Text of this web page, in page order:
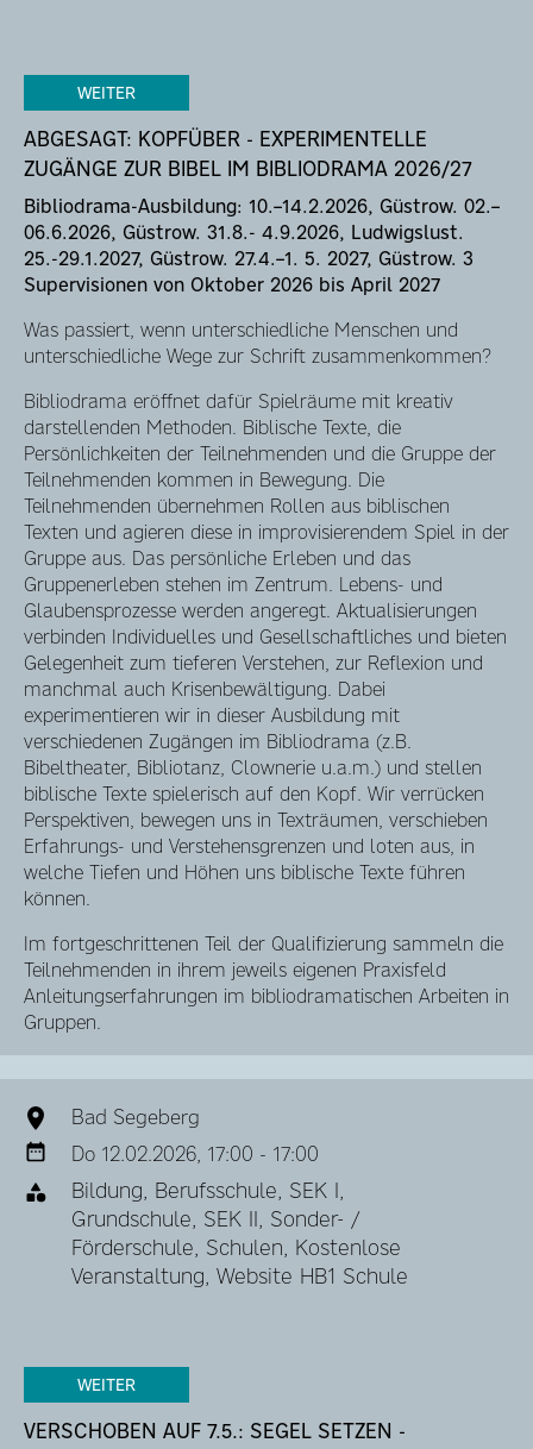
WEITER
ABGESAGT: KOPFÜBER - EXPERIMENTELLE
ZUGÄNGE ZUR BIBEL IM BIBLIODRAMA 2026/27
Bibliodrama-Ausbildung: 10.–14.2.2026, Güstrow. 02.–
06.6.2026, Güstrow. 31.8.- 4.9.2026, Ludwigslust.
25.-29.1.2027, Güstrow. 27.4.–1. 5. 2027, Güstrow. 3
Supervisionen von Oktober 2026 bis April 2027
Was passiert, wenn unterschiedliche Menschen und
unterschiedliche Wege zur Schrift zusammenkommen?
Bibliodrama eröﬀnet dafür Spielräume mit kreativ
darstellenden Methoden. Biblische Texte, die
Persönlichkeiten der Teilnehmenden und die Gruppe der
Teilnehmenden kommen in Bewegung. Die
Teilnehmenden übernehmen Rollen aus biblischen
Texten und agieren diese in improvisierendem Spiel in der
Gruppe aus. Das persönliche Erleben und das
Gruppenerleben stehen im Zentrum. Lebens- und
Glaubensprozesse werden angeregt. Aktualisierungen
verbinden Individuelles und Gesellschaftliches und bieten
Gelegenheit zum tieferen Verstehen, zur Reﬂexion und
manchmal auch Krisenbewältigung. Dabei
experimentieren wir in dieser Ausbildung mit
verschiedenen Zugängen im Bibliodrama (z.B.
Bibeltheater, Bibliotanz, Clownerie u.a.m.) und stellen
biblische Texte spielerisch auf den Kopf. Wir verrücken
Perspektiven, bewegen uns in Texträumen, verschieben
Erfahrungs- und Verstehensgrenzen und loten aus, in
welche Tiefen und Höhen uns biblische Texte führen
können.
Im fortgeschrittenen Teil der Qualiﬁzierung sammeln die
Teilnehmenden in ihrem jeweils eigenen Praxisfeld
Anleitungserfahrungen im bibliodramatischen Arbeiten in
Gruppen.
Bad Segeberg
Do 12.02.2026, 17:00 - 17:00
Bildung, Berufsschule, SEK I,
Grundschule, SEK II, Sonder- /
Förderschule, Schulen, Kostenlose
Veranstaltung, Website HB1 Schule
WEITER
VERSCHOBEN AUF 7.5.: SEGEL SETZEN -